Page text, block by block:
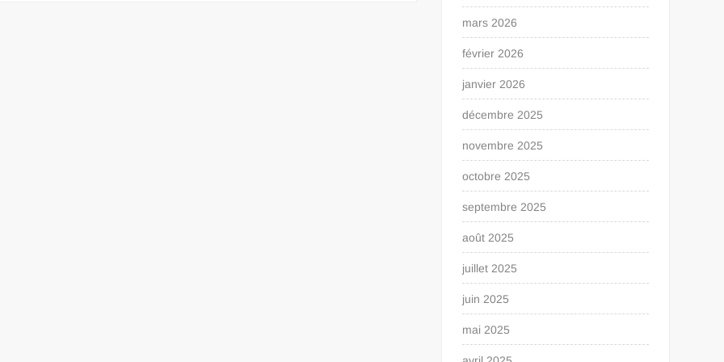
mars 2026
février 2026
janvier 2026
décembre 2025
novembre 2025
octobre 2025
septembre 2025
août 2025
juillet 2025
juin 2025
mai 2025